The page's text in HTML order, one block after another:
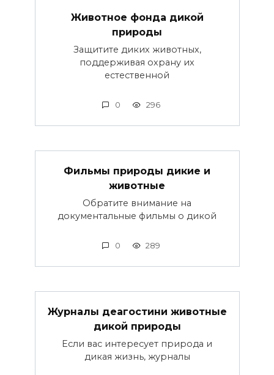
Животное фонда дикой
природы
Защитите диких животных,
поддерживая охрану их
естественной
0 296
Фильмы природы дикие и
животные
Обратите внимание на
документальные фильмы о дикой
0 289
Журналы деагостини животные
дикой природы
Если вас интересует природа и
дикая жизнь, журналы